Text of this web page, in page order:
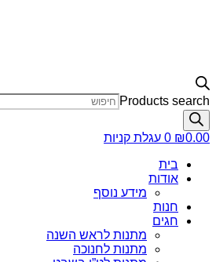
Products search
₪0.00
0 עגלת קניות
בית
אודות
מידע נוסף
חנות
חגים
מתנות לראש השנה
מתנות לחנוכה